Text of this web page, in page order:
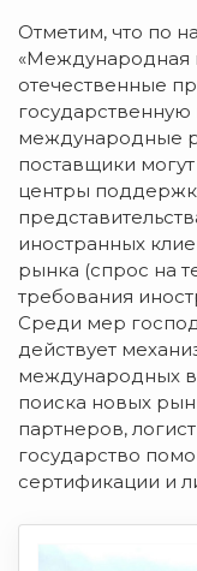
Отметим, что по
«Международная
отечественные
международные
поставщики
центры
иностранных
рынка (спрос на
требования
Среди мер
действует
международных
поиска новых
партнеров,
государство
сертификации и